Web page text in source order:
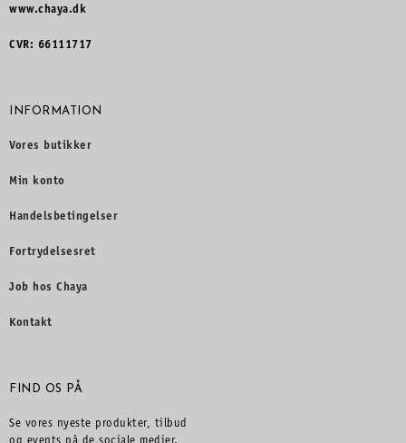
www.chaya.dk
CVR: 66111717
INFORMATION
Vores butikker
Min konto
Handelsbetingelser
Fortrydelsesret
Job hos Chaya
Kontakt
FIND OS PÅ
Se vores nyeste produkter, tilbud